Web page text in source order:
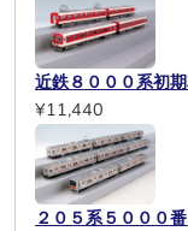
近鉄８０００系初
¥11,440
２０５系５０００